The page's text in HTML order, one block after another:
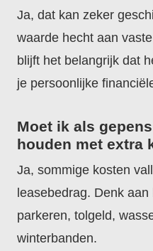
Ja, dat kan zeker
waarde hecht aan
blijft het belangrijk dat
je persoonlijke
Moet ik als
houden met extra
Ja, sommige kosten
leasebedrag. Denk
parkeren, tolgeld,
winterbanden.